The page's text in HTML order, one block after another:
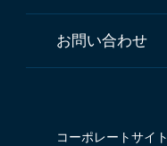
お問い合わせ
コーポレートサイト